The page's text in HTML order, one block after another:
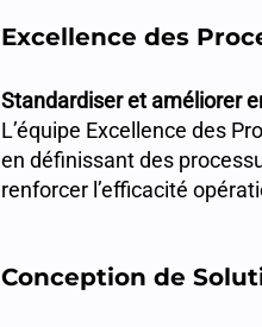
Excellence des
Standardiser et améliorer
L’équipe Excellence des
en définissant des
renforcer l’efficacité
Conception de